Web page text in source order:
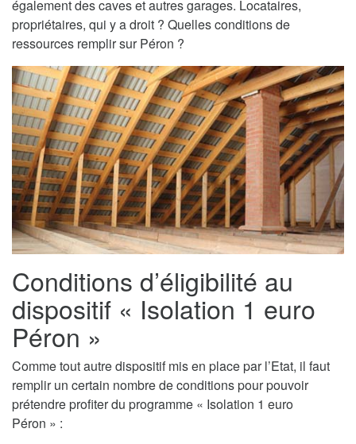
également des caves et autres garages. Locataires,
propriétaires, qui y a droit ? Quelles conditions de
ressources remplir sur Péron ?
Conditions d’éligibilité au
dispositif « Isolation 1 euro
Péron »
Comme tout autre dispositif mis en place par l’Etat, il faut
remplir un certain nombre de conditions pour pouvoir
prétendre profiter du programme « Isolation 1 euro
Péron » :